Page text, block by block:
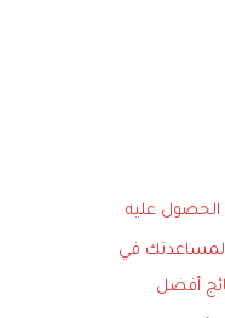
الحصول عليه
لمساعدتك في
أفضل